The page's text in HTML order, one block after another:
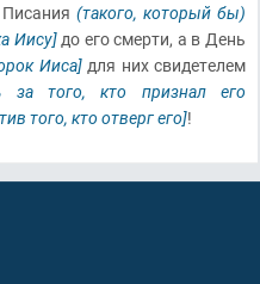
(такого, который бы)
Иису]до его смерти, а в День
Ииса]для них свидетелем
за того, кто признал его
того, кто отверг его]!